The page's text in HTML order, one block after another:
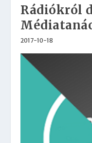
Rádiókról
2017-10-18